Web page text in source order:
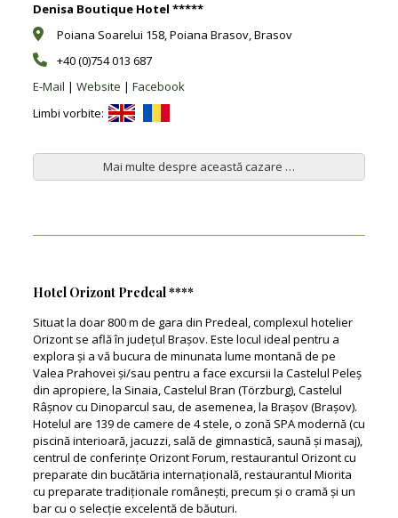
Denisa Boutique Hotel *****
Poiana Soarelui 158, Poiana Brasov, Brasov
+40 (0)754 013 687
E-Mail | Website | Facebook
Limbi vorbite:
Mai multe despre această cazare …
Hotel Orizont Predeal ****
Situat la doar 800 m de gara din Predeal, complexul hotelier
Orizont se află în județul Brașov. Este locul ideal pentru a
explora și a vă bucura de minunata lume montană de pe
Valea Prahovei și/sau pentru a face excursii la Castelul Peleș
din apropiere, la Sinaia, Castelul Bran (Törzburg), Castelul
Râșnov cu Dinoparcul sau, de asemenea, la Brașov (Brașov).
Hotelul are 139 de camere de 4 stele, o zonă SPA modernă (cu
piscină interioară, jacuzzi, sală de gimnastică, saună și masaj),
centrul de conferințe Orizont Forum, restaurantul Orizont cu
preparate din bucătăria internațională, restaurantul Miorita
cu preparate tradiționale românești, precum și o cramă și un
bar cu o selecție excelentă de băuturi.